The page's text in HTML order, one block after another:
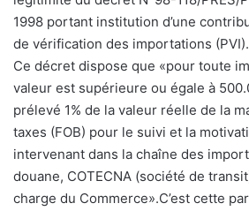
1998 portant institution d’une
de vérification des importations (PVI).
Ce décret dispose que «pour toute
valeur est supérieure ou égale à
prélevé 1% de la valeur réelle de la
taxes (FOB) pour le suivi et la
intervenant dans la chaîne des
douane, COTECNA (société de
charge du Commerce».C’est cette